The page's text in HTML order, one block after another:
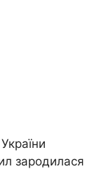
зародилася